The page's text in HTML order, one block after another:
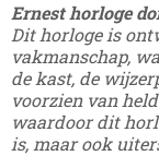
Ernest horloge
Dit horloge is
vakmanschap,
de kast, de
voorzien van
waardoor dit
is, maar ook